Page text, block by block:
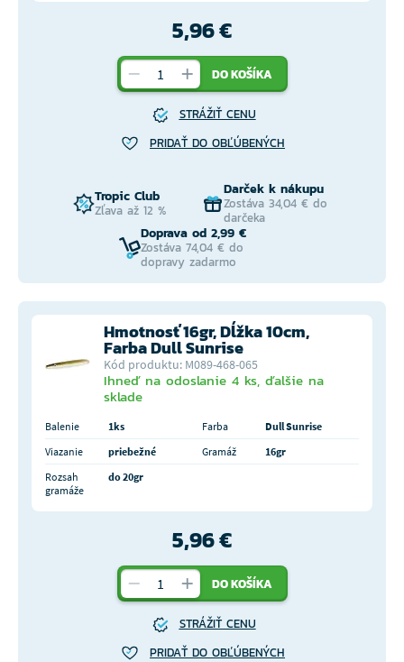
5,96 €
DO KOŠÍKA
STRÁŽIŤ CENU
PRIDAŤ DO OBĽÚBENÝCH
Tropic Club
Zľava až 12 %
Darček k nákupu
Zostáva 34,04 € do
darčeka
Doprava od 2,99 €
Zostáva 74,04 € do
dopravy zadarmo
Hmotnosť 16gr, Dĺžka 10cm,
Farba Dull Sunrise
Kód produktu: M089-468-065
Ihneď na odoslanie 4 ks, ďalšie na
sklade
Balenie 1ks Farba
Dull Sunrise
Viazanie
priebežné Gramáž
16gr
Rozsah
gramáže
do 20gr
5,96 €
DO KOŠÍKA
STRÁŽIŤ CENU
PRIDAŤ DO OBĽÚBENÝCH